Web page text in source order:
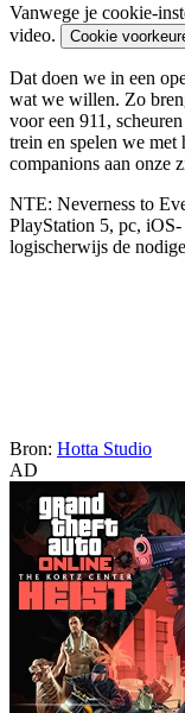
Vanwege je cookie-
video.
Cookie
Dat doen we in een
wat we willen. Zo
voor een 911,
trein en spelen we
companions aan onze
NTE: Neverness to
PlayStation 5, pc,
logischerwijs de
Bron: Hotta Studio
AD